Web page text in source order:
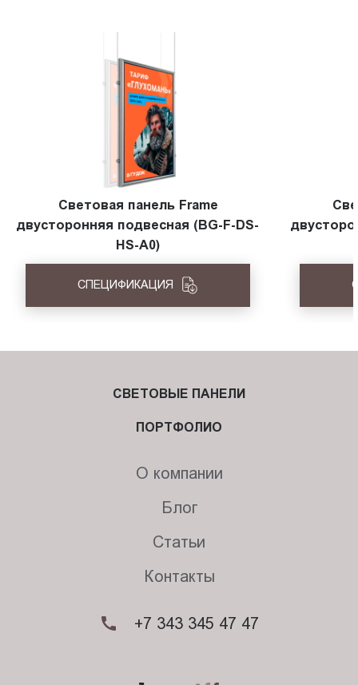
Световая панель Frame
двусторонняя подвесная (BG-F-DS-
HS-A0)
СПЕЦИФИКАЦИЯ
СВЕТОВЫЕ ПАНЕЛИ
ПОРТФОЛИО
О компании
Блог
Статьи
Контакты
+7 343 345 47 47